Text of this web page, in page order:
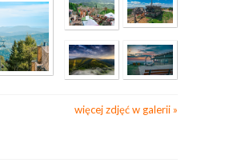
więcej zdjęć w galerii